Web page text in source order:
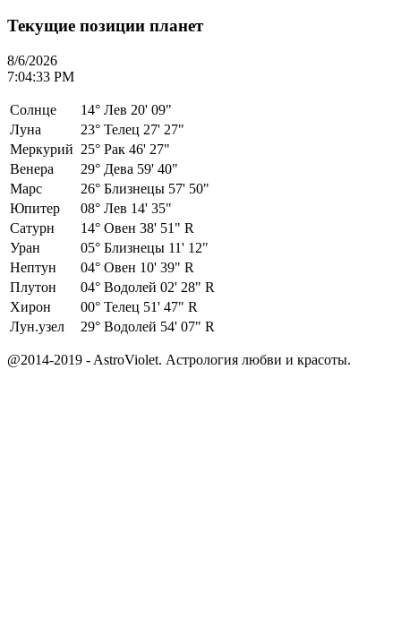
Текущие позиции планет
8/6/2026
7:04:33 PM
Солнце 14° Лев 20' 09"
Луна
23° Телец 27' 27"
Меркурий 25° Рак 46' 27"
Венера
29° Дева 59' 40"
Марс
26° Близнецы 57' 50"
Юпитер
08° Лев 14' 35"
Сатурн
14° Овен 38' 51" R
Уран
05° Близнецы 11' 12"
Нептун
04° Овен 10' 39" R
Плутон
04° Водолей 02' 28" R
Хирон
00° Телец 51' 47" R
Лун.узел
29° Водолей 54' 07" R
@2014-2019 - AstroViolet. Астрология любви и красоты.